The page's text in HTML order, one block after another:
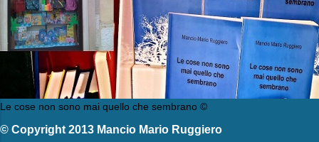
Le cose non sono mai quello che sembrano ©
© Copyright 2013 Mancio Mario Ruggiero